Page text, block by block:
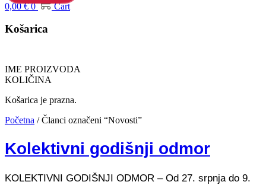
0,00€ 0 Cart
Košarica
IME PROIZVODA
KOLIČINA
Košarica je prazna.
Početna / Članci označeni “Novosti”
Kolektivni godišnji odmor
KOLEKTIVNI GODIŠNJI ODMOR – Od 27. srpnja do 9.